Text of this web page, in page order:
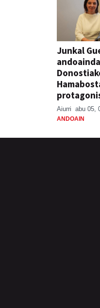
Junkal
Aiurri abu 05,
ANDOAIN